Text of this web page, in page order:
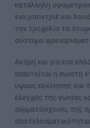
κατάλληλη
ένα μποντριέ και
την τροχαλία το
σύστημα
Ακόμη και για ένα
απαιτείται η σωστή
ύψους εκκίνησης και
έλεγχος της γωνίας
συρματόσχοινο, της